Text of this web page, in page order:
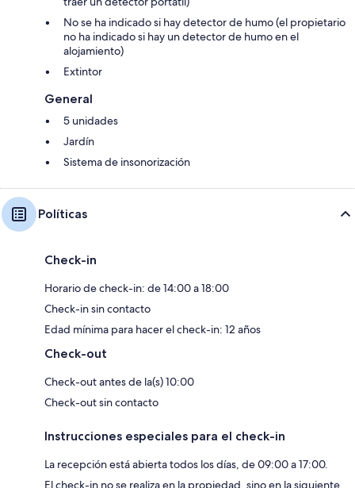
No se ha indicado si hay detector de humo (el propietario
no ha indicado si hay un detector de humo en el
alojamiento)
Extintor
General
5 unidades
Jardín
Sistema de insonorización
Políticas
Check-in
Horario de check-in: de 14:00 a 18:00
Check-in sin contacto
Edad mínima para hacer el check-in: 12 años
Check-out
Check-out antes de la(s) 10:00
Check-out sin contacto
Instrucciones especiales para el check-in
La recepción está abierta todos los días, de 09:00 a 17:00.
El check-in no se realiza en la propiedad, sino en la siguiente